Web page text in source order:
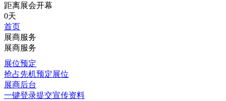
距离展会开幕
0天
首页
展商服务
展商服务
展位预定
抢占先机预定展位
展商后台
一键登录提交宣传资料